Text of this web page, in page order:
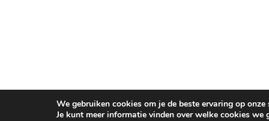
We gebruiken cookies om je de beste ervaring op onze
Je kunt meer informatie vinden over welke cookies